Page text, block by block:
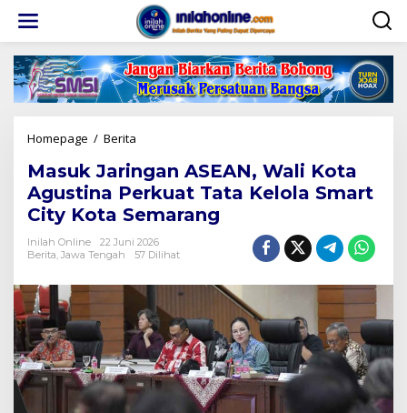
konten
Homepage / Berita
ASEAN,
Wali
Kota
Agustina
Perkuat
Tata
Smart
City
Kota
Semarang
Masuk Jaringan ASEAN, Wali Kota
Agustina Perkuat Tata Kelola Smart
City Kota Semarang
Inilah Online
22 Juni 2026
Berita Jawa Tengah 57 Dilihat